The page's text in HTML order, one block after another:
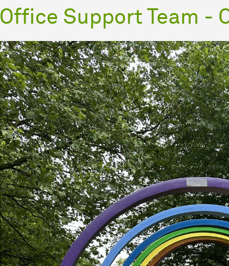
Office Support Team -